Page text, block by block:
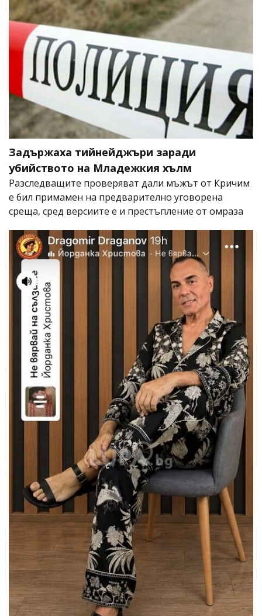
Задържаха тийнейджъри заради
убийството на Младежкия хълм
Разследващите проверяват дали мъжът от Кричим
е бил примамен на предварително уговорена
среща, сред версиите е и престъпление от омраза